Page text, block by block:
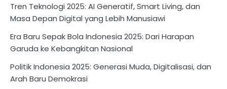
Tren Teknologi 2025: AI Generatif, Smart Living, dan
Masa Depan Digital yang Lebih Manusiawi
Era Baru Sepak Bola Indonesia 2025: Dari Harapan
Garuda ke Kebangkitan Nasional
Politik Indonesia 2025: Generasi Muda, Digitalisasi, dan
Arah Baru Demokrasi